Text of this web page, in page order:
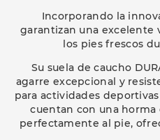
Incorporando la
garantizan una
los pies frescos
Su suela de caucho
agarre excepcional y
para actividades deportivas
cuentan con una horma
perfectamente al pie,